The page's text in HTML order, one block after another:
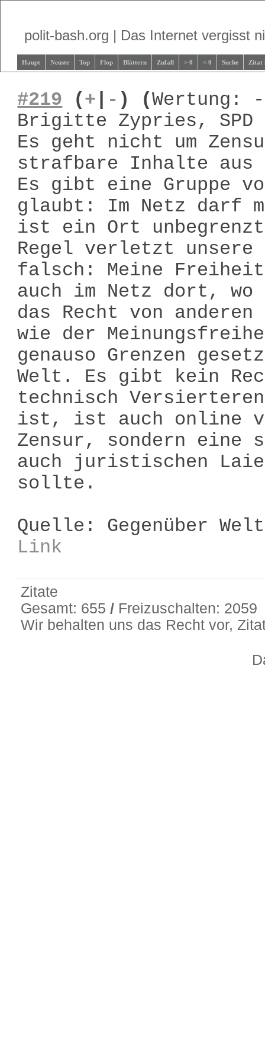
polit-bash.org | Das Internet vergisst
Haupt Neuste Top Flop Blättern Zufall > 0 < 0 Suche Zitat
#219 (+ - ) (Wertung: -
Brigitte Zypries, SPD
Es geht nicht um
strafbare Inhalte aus
Es gibt eine Gruppe
glaubt: Im Netz darf
ist ein Ort
Regel verletzt
falsch: Meine
auch im Netz dort,
das Recht von
wie der
genauso Grenzen
Welt. Es gibt kein
technisch
ist, ist auch online
Zensur, sondern eine
auch juristischen
sollte.
Quelle: Gegenüber
Link
Zitate
Gesamt: 655/ Freizuschalten: 2059
Wir behalten uns das Recht vor,